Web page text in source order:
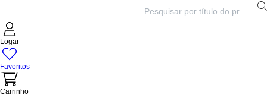
Logar
Favoritos
Carrinho